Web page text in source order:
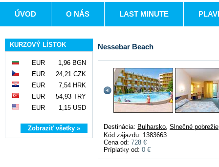
ÚVOD O NÁS LAST MINUTE
KURZOVÝ LÍSTOK
EUR
1,96 BGN
EUR
24,21 CZK
EUR
7,54 HRK
EUR
54,93 TRY
EUR
1,15 USD
Zobraziť všetky »
Nessebar Beach
Destinácia: Bulharsko, Slnečné pobrežie
Kód zájazdu: 1383663
Cena od: 728 €
Príplatky od: 0 €